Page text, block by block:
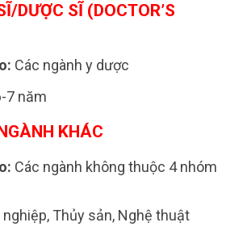
DƯỢC SĨ (DOCTOR’S
Các ngành y dược
7 năm
KHÁC
Các ngành không thuộc 4 nhóm
nghiệp, Thủy sản, Nghệ thuật